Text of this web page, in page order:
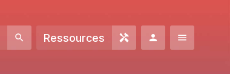
Ressources